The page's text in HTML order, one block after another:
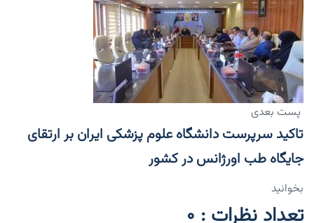
پست بعدی
تاکید سرپرست دانشگاه علوم پزشکی ایران بر ارتقای
جایگاه طب اورژانس در کشور
بخوانید
تعداد نظرات : 0